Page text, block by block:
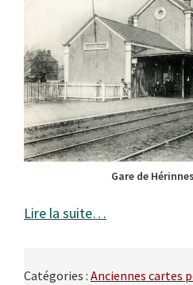
Gare de
Lire la suite…
Catégories : Anciennes cartes